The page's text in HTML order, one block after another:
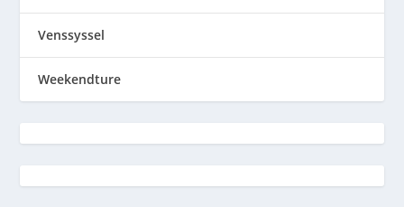
Venssyssel
Weekendture